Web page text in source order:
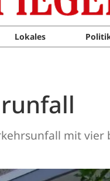
Lokales
mit